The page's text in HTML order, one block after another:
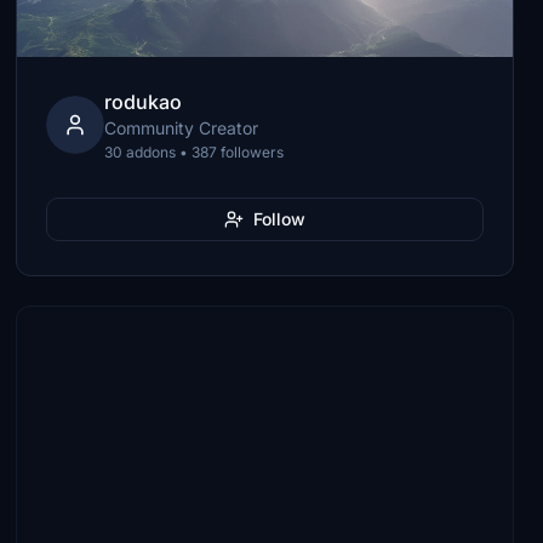
rodukao
Community Creator
30 addons • 387 followers
Follow